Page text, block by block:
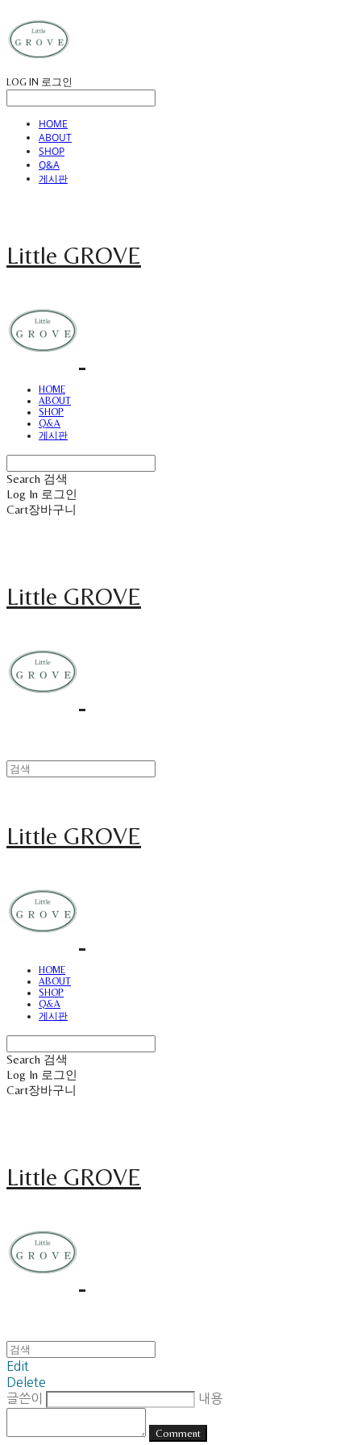
LOG IN 로그인
HOME
ABOUT
SHOP
Q&A
게시판
Little GROVE
HOME
ABOUT
SHOP
Q&A
게시판
Search 검색
Log In 로그인
Cart장바구니
Little GROVE
Little GROVE
HOME
ABOUT
SHOP
Q&A
게시판
Search 검색
Log In 로그인
Cart장바구니
Little GROVE
Edit
Delete
글쓴이
내용
Comment